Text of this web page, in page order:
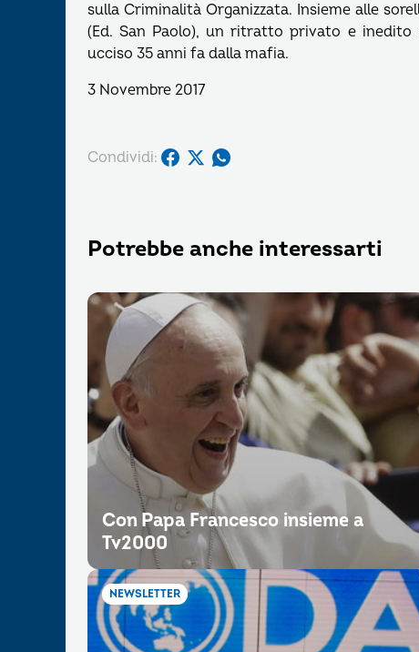
sulla Criminalità Organizzata. Insieme alle
(Ed. San Paolo), un ritratto privato e
ucciso 35 anni fa dalla mafia.
3 Novembre 2017
Condividi:
Potrebbe anche interessarti
Con Papa Francesco insieme a
Tv2000
NEWSLETTER